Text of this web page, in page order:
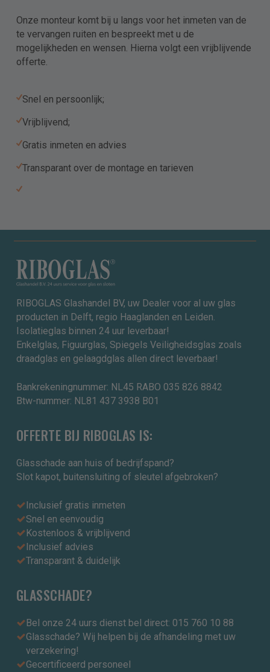
Onze monteur komt bij u langs voor het inmeten van de
te vervangen ruiten en bespreekt met u de
mogelijkheden en wensen. Hierna volgt een vrijblijvende
offerte.
Snel en persoonlijk;
Vrijblijvend;
Gratis inmeten en advies
Transparant over de montage en tarieven
RIBOGLAS Glashandel BV, uw Dealer voor al uw glas
producten in Delft, regio Haaglanden en Leiden.
Isolatieglas binnen 24 uur leverbaar!
Enkelglas, Figuurglas, Spiegels Veiligheidsglas zoals
draadglas en gelaagdglas allen direct leverbaar!
Bankrekeningnummer: NL45 RABO 035 826 8842
Btw-nummer: NL81 437 3938 B01
OFFERTE BIJ RIBOGLAS IS:
Glasschade aan huis of bedrijfspand?
Slot kapot, buitensluiting of sleutel afgebroken?
Inclusief gratis inmeten
Snel en eenvoudig
Kostenloos & vrijblijvend
Inclusief advies
Transparant & duidelijk
GLASSCHADE?
Bel onze 24 uurs dienst bel direct: 015 760 10 88
Glasschade? Wij helpen bij de afhandeling met uw
verzekering!
Gecertificeerd personeel